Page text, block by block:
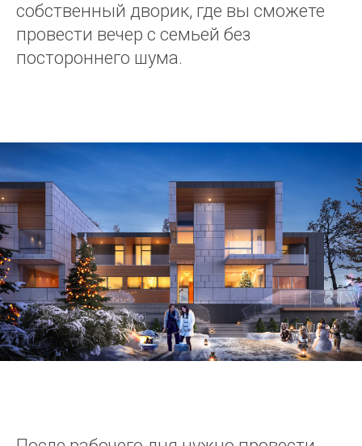
собственный дворик, где вы сможете
провести вечер с семьей без
постороннего шума.